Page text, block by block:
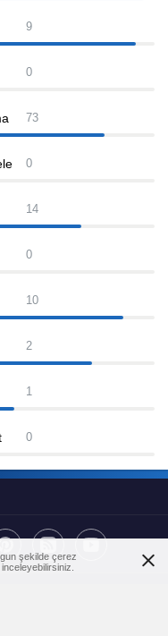
9
0
73
0
14
0
10
2
1
0
şekilde çerez